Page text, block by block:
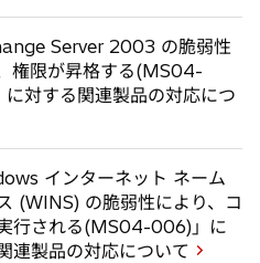
Server 2003 の脆弱性
権限が昇格する(MS04-
対する関連製品の対応につ
インターネット ネーム
(WINS) の脆弱性により、コ
行される(MS04-006)」に
連製品の対応について